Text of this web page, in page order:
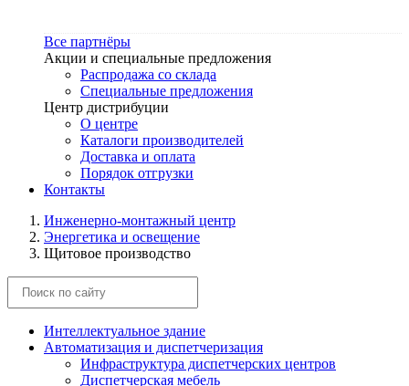
Все партнёры
Акции и специальные предложения
Распродажа со склада
Специальные предложения
Центр дистрибуции
О центре
Каталоги производителей
Доставка и оплата
Порядок отгрузки
Контакты
Инженерно-монтажный центр
Энергетика и освещение
Щитовое производство
Интеллектуальное здание
Автоматизация и диспетчеризация
Инфраструктура диспетчерских центров
Диспетчерская мебель